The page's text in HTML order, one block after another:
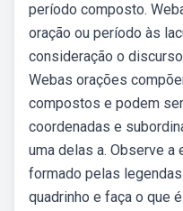
período composto.
oração ou período às
consideração o
Webas orações
compostos e podem
coordenadas e
uma delas a. Observe
formado pelas
quadrinho e faça o que